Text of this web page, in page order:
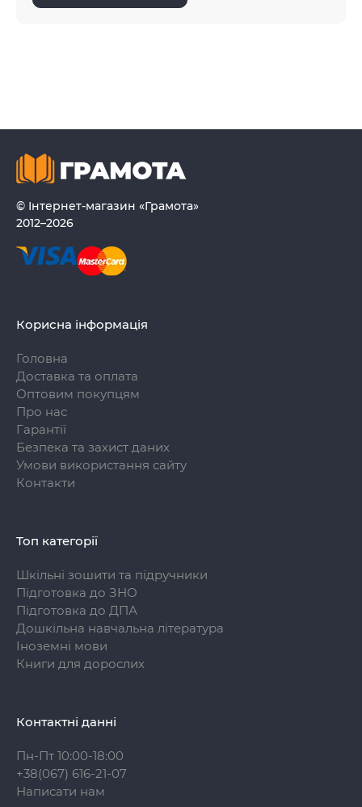
© Інтернет-магазин «Грамота»
2012–2026
Корисна інформація
Головна
Доставка та оплата
Оптовим покупцям
Про нас
Гарантії
Безпека та захист даних
Умови використання сайту
Контакти
Топ категорії
Шкільні зошити та підручники
Підготовка до ЗНО
Підготовка до ДПА
Дошкільна навчальна література
Іноземні мови
Книги для дорослих
Контактні данні
Пн-Пт 10:00-18:00
+38(067) 616-21-07
Написати нам